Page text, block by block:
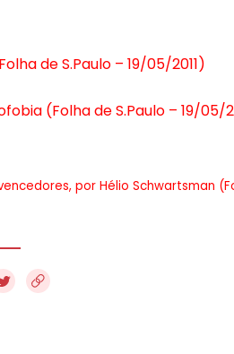
de S.Paulo – 19/05/2011)
(Folha de S.Paulo – 19/05/
por Hélio Schwartsman